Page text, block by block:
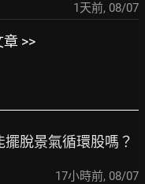
1天前, 08/07
>>
脫景氣循環股嗎？
17小時前, 08/07